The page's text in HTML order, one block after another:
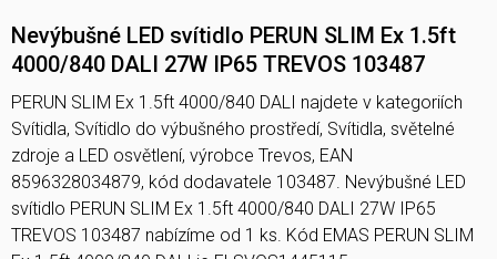
Nevýbušné LED svítidlo PERUN SLIM Ex 1.5ft
4000/840 DALI 27W IP65 TREVOS 103487
PERUN SLIM Ex 1.5ft 4000/840 DALI najdete v kategoriích
Svítidla, Svítidlo do výbušného prostředí, Svítidla, světelné
zdroje a LED osvětlení, výrobce Trevos, EAN
8596328034879, kód dodavatele 103487. Nevýbušné LED
svítidlo PERUN SLIM Ex 1.5ft 4000/840 DALI 27W IP65
TREVOS 103487 nabízíme od 1 ks. Kód EMAS PERUN SLIM